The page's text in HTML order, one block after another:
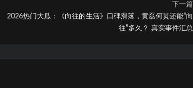
下一篇
2026热门大瓜：《向往的生活》口碑滑落，黄磊何炅还能“向
往”多久？ 真实事件汇总